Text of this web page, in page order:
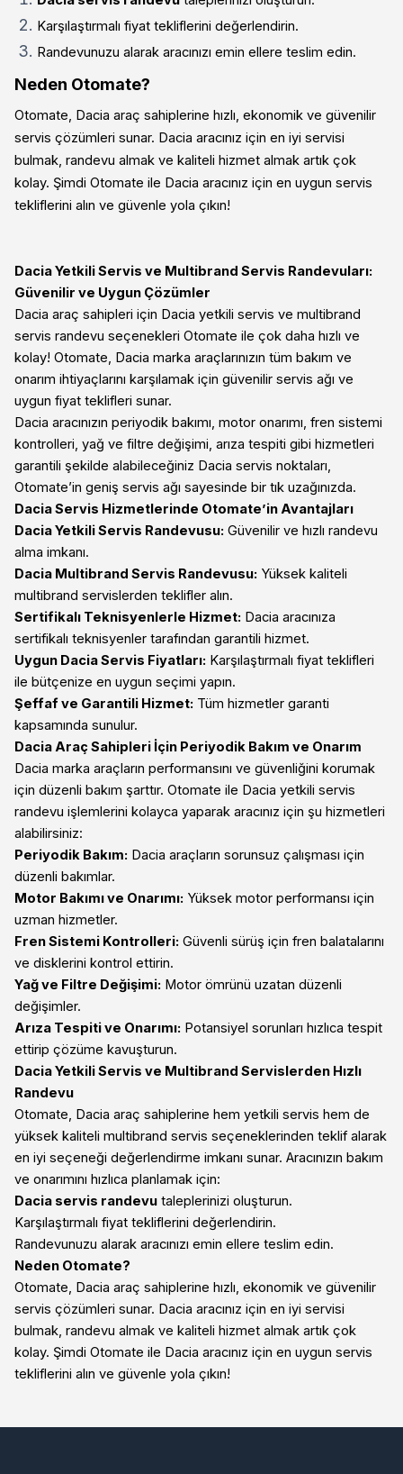
Karşılaştırmalı fiyat tekliflerini değerlendirin.
Randevunuzu alarak aracınızı emin ellere teslim edin.
Neden Otomate?
Otomate, Dacia araç sahiplerine hızlı, ekonomik ve güvenilir
servis çözümleri sunar. Dacia aracınız için en iyi servisi
bulmak, randevu almak ve kaliteli hizmet almak artık çok
kolay. Şimdi Otomate ile Dacia aracınız için en uygun servis
tekliflerini alın ve güvenle yola çıkın!
Dacia Yetkili Servis ve Multibrand Servis Randevuları:
Güvenilir ve Uygun Çözümler
Dacia araç sahipleri için Dacia yetkili servis ve multibrand
servis randevu seçenekleri Otomate ile çok daha hızlı ve
kolay! Otomate, Dacia marka araçlarınızın tüm bakım ve
onarım ihtiyaçlarını karşılamak için güvenilir servis ağı ve
uygun fiyat teklifleri sunar.
Dacia aracınızın periyodik bakımı, motor onarımı, fren sistemi
kontrolleri, yağ ve filtre değişimi, arıza tespiti gibi hizmetleri
garantili şekilde alabileceğiniz Dacia servis noktaları,
Otomate’in geniş servis ağı sayesinde bir tık uzağınızda.
Dacia Servis Hizmetlerinde Otomate’in Avantajları
Dacia Yetkili Servis Randevusu: Güvenilir ve hızlı randevu
alma imkanı.
Dacia Multibrand Servis Randevusu: Yüksek kaliteli
multibrand servislerden teklifler alın.
Sertifikalı Teknisyenlerle Hizmet: Dacia aracınıza
sertifikalı teknisyenler tarafından garantili hizmet.
Uygun Dacia Servis Fiyatları: Karşılaştırmalı fiyat teklifleri
ile bütçenize en uygun seçimi yapın.
Şeffaf ve Garantili Hizmet: Tüm hizmetler garanti
kapsamında sunulur.
Dacia Araç Sahipleri İçin Periyodik Bakım ve Onarım
Dacia marka araçların performansını ve güvenliğini korumak
için düzenli bakım şarttır. Otomate ile Dacia yetkili servis
randevu işlemlerini kolayca yaparak aracınız için şu hizmetleri
alabilirsiniz:
Periyodik Bakım: Dacia araçların sorunsuz çalışması için
düzenli bakımlar.
Motor Bakımı ve Onarımı: Yüksek motor performansı için
uzman hizmetler.
Fren Sistemi Kontrolleri: Güvenli sürüş için fren balatalarını
ve disklerini kontrol ettirin.
Yağ ve Filtre Değişimi: Motor ömrünü uzatan düzenli
değişimler.
Arıza Tespiti ve Onarımı: Potansiyel sorunları hızlıca tespit
ettirip çözüme kavuşturun.
Dacia Yetkili Servis ve Multibrand Servislerden Hızlı
Randevu
Otomate, Dacia araç sahiplerine hem yetkili servis hem de
yüksek kaliteli multibrand servis seçeneklerinden teklif alarak
en iyi seçeneği değerlendirme imkanı sunar. Aracınızın bakım
ve onarımını hızlıca planlamak için:
Dacia servis randevu taleplerinizi oluşturun.
Karşılaştırmalı fiyat tekliflerini değerlendirin.
Randevunuzu alarak aracınızı emin ellere teslim edin.
Neden Otomate?
Otomate, Dacia araç sahiplerine hızlı, ekonomik ve güvenilir
servis çözümleri sunar. Dacia aracınız için en iyi servisi
bulmak, randevu almak ve kaliteli hizmet almak artık çok
kolay. Şimdi Otomate ile Dacia aracınız için en uygun servis
tekliflerini alın ve güvenle yola çıkın!